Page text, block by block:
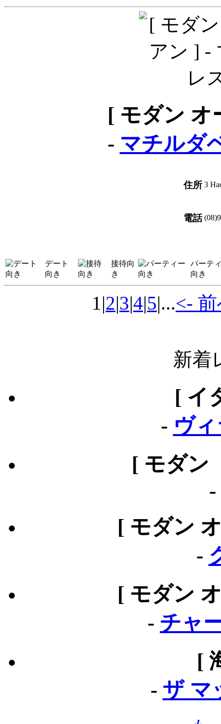
[ モダン オ
- マチルダ
住所 3
電話
デート
向き
接待向
き
パーテ
向き
1|2|3|4|5|...<-
新着
[ イ
- ヴ
[ モダ
-
[ モダン
-
[ モダン
- チャ
[
- ザ